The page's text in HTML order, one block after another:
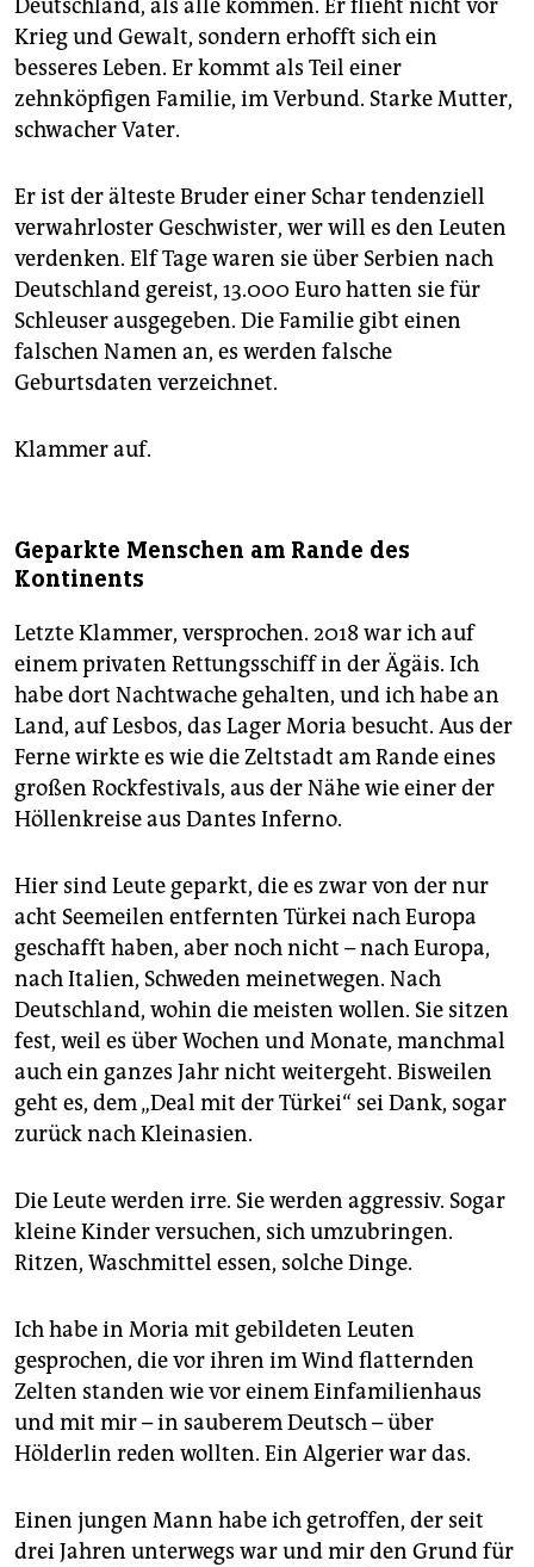
Deutschland, als alle kommen. Er flieht nicht vor
Krieg und Gewalt, sondern erhofft sich ein
besseres Leben. Er kommt als Teil einer
zehnköpfigen Familie, im Verbund. Starke Mutter,
schwacher Vater.
Er ist der älteste Bruder einer Schar tendenziell
verwahrloster Geschwister, wer will es den Leuten
verdenken. Elf Tage waren sie über Serbien nach
Deutschland gereist, 13.000 Euro hatten sie für
Schleuser ausgegeben. Die Familie gibt einen
falschen Namen an, es werden falsche
Geburtsdaten verzeichnet.
Klammer auf.
Geparkte Menschen am Rande des
Kontinents
Letzte Klammer, versprochen. 2018 war ich auf
einem privaten Rettungsschiff in der Ägäis. Ich
habe dort Nachtwache gehalten, und ich habe an
Land, auf Lesbos, das Lager Moria besucht. Aus der
Ferne wirkte es wie die Zeltstadt am Rande eines
großen Rockfestivals, aus der Nähe wie einer der
Höllenkreise aus Dantes Inferno.
Hier sind Leute geparkt, die es zwar von der nur
acht Seemeilen entfernten Türkei nach Europa
geschafft haben, aber noch nicht – nach Europa,
nach Italien, Schweden meinetwegen. Nach
Deutschland, wohin die meisten wollen. Sie sitzen
fest, weil es über Wochen und Monate, manchmal
auch ein ganzes Jahr nicht weitergeht. Bisweilen
geht es, dem „Deal mit der Türkei“ sei Dank, sogar
zurück nach Kleinasien.
Die Leute werden irre. Sie werden aggressiv. Sogar
kleine Kinder versuchen, sich umzubringen.
Ritzen, Waschmittel essen, solche Dinge.
Ich habe in Moria mit gebildeten Leuten
gesprochen, die vor ihren im Wind flatternden
Zelten standen wie vor einem Einfamilienhaus
und mit mir – in sauberem Deutsch – über
Hölderlin reden wollten. Ein Algerier war das.
Einen jungen Mann habe ich getroffen, der seit
drei Jahren unterwegs war und mir den Grund für